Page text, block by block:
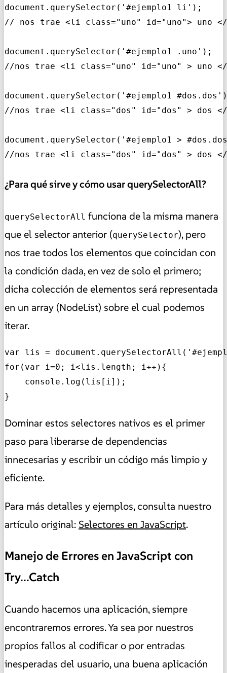
document.querySelector('#ejemplo1 li');
// nos trae <li class="uno" id="uno"> uno
document.querySelector('#ejemplo1 .uno');
//nos trae <li class="uno" id="uno" > uno
document.querySelector('#ejemplo1
//nos trae <li class="dos" id="dos" > dos
document.querySelector('#ejemplo1 >
//nos trae <li class="dos" id="dos" > dos
¿Para qué sirve y cómo usar querySelectorAll?
querySelectorAll funciona de la misma manera
que el selector anterior (querySelector), pero
nos trae todos los elementos que coincidan con
la condición dada, en vez de solo el primero;
dicha colección de elementos será representada
en un array (NodeList) sobre el cual podemos
iterar.
var lis =
for(var i=0; i<lis.length; i++){
    console.log(lis[i]);
}
Dominar estos selectores nativos es el primer
paso para liberarse de dependencias
innecesarias y escribir un código más limpio y
eficiente.
Para más detalles y ejemplos, consulta nuestro
artículo original: Selectores en JavaScript.
Manejo de Errores en JavaScript con
Try...Catch
Cuando hacemos una aplicación, siempre
encontraremos errores. Ya sea por nuestros
propios fallos al codificar o por entradas
inesperadas del usuario, una buena aplicación